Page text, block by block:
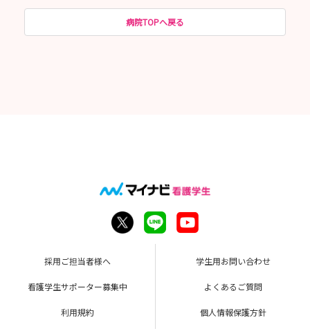
病院TOPへ戻る
採用ご担当者様へ 学生用お問い合わせ
看護学生サポーター募集中 よくあるご質問
利用規約 個人情報保護方針